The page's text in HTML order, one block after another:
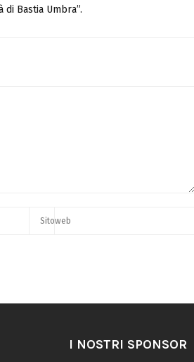
Bastia Umbra”.
I NOSTRI SPONSOR